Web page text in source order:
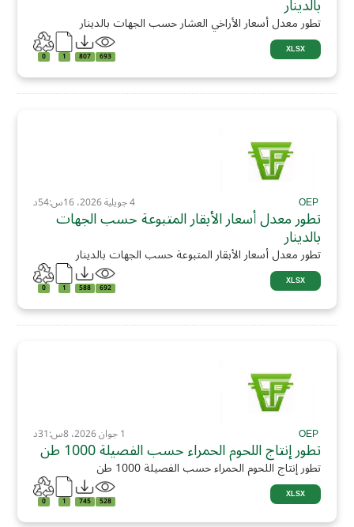
تطور معدل أسعار الأراخي العشار حسب الجهات بالدينار
XLSX
693
807
1
0
OEP 4 جويلية 2026، 16س:54د
تطور معدل أسعار الأبقار المتبوعة حسب الجهات
بالدينار
تطور معدل أسعار الأبقار المتبوعة حسب الجهات بالدينار
XLSX
692
588
1
0
OEP 1 جوان 2026، 8س:31د
تطور إنتاج اللحوم الحمراء حسب الفصيلة 1000 طن
تطور إنتاج اللحوم الحمراء حسب الفصيلة 1000 طن
XLSX
528
745
1
0